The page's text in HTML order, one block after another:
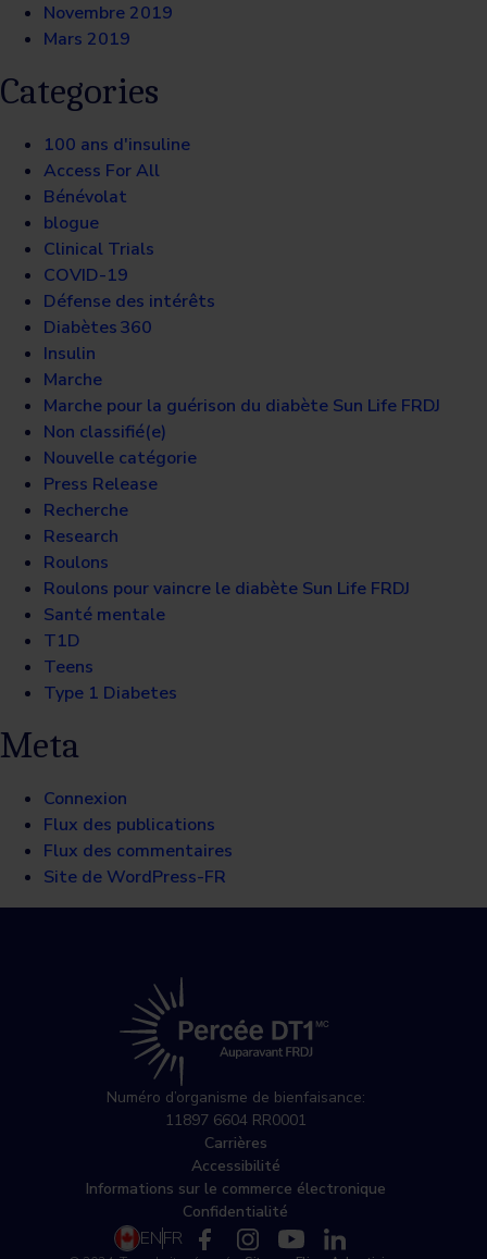
Novembre 2019
Mars 2019
Categories
100 ans d'insuline
Access For All
Bénévolat
blogue
Clinical Trials
COVID-19
Défense des intérêts
Diabètes 360
Insulin
Marche
Marche pour la guérison du diabète Sun Life FRDJ
Non classifié(e)
Nouvelle catégorie
Press Release
Recherche
Research
Roulons
Roulons pour vaincre le diabète Sun Life FRDJ
Santé mentale
T1D
Teens
Type 1 Diabetes
Meta
Connexion
Flux des publications
Flux des commentaires
Site de WordPress-FR
Numéro d’organisme de bienfaisance:
11897 6604 RR0001
Carrières
Accessibilité
Informations sur le commerce électronique
Confidentialité
ENFR